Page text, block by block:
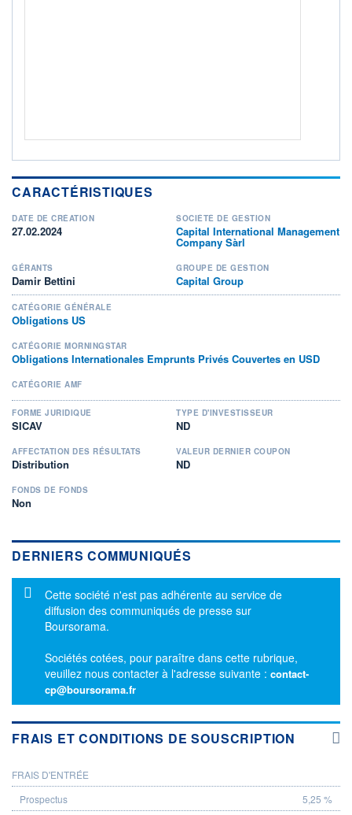
3/7
+ PORTEFEUILLE + LISTE
CARACTÉRISTIQUES
DATE DE CRÉATION
27.02.2024
SOCIÉTÉ DE GESTION
Capital International Management
Company Sàrl
GÉRANTS
Damir Bettini
GROUPE DE GESTION
Capital Group
CATÉGORIE GÉNÉRALE
Obligations US
CATÉGORIE MORNINGSTAR
Obligations Internationales Emprunts Privés Couvertes en USD
CATÉGORIE AMF
FORME JURIDIQUE
SICAV
TYPE D'INVESTISSEUR
ND
AFFECTATION DES RÉSULTATS
Distribution
VALEUR DERNIER COUPON
ND
FONDS DE FONDS
Non
DERNIERS COMMUNIQUÉS
Message d'information
Cette société n'est pas adhérente au service de
diffusion des communiqués de presse sur
Boursorama.
Sociétés cotées, pour paraître dans cette rubrique,
veuillez nous contacter à l'adresse suivante : contact-
cp@boursorama.fr
FRAIS ET CONDITIONS DE SOUSCRIPTION
PROSPECTUS
FRAIS D'ENTRÉE
5,25 %